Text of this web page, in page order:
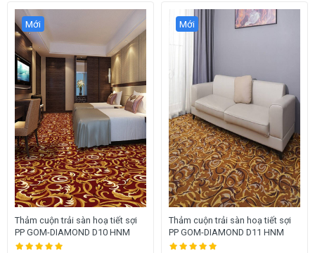
Mới
Thảm cuộn trải sàn hoạ tiết sợi
PP GOM-DIAMOND D10 HNM
Mới
Thảm cuộn trải sàn hoạ tiết sợi
PP GOM-DIAMOND D11 HNM